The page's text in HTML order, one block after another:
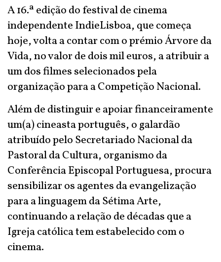
A 16.ª edição do festival de cinema
independente IndieLisboa, que começa
hoje, volta a contar com o prémio Árvore da
Vida, no valor de dois mil euros, a atribuir a
um dos filmes selecionados pela
organização para a Competição Nacional.
Além de distinguir e apoiar financeiramente
um(a) cineasta português, o galardão
atribuído pelo Secretariado Nacional da
Pastoral da Cultura, organismo da
Conferência Episcopal Portuguesa, procura
sensibilizar os agentes da evangelização
para a linguagem da Sétima Arte,
continuando a relação de décadas que a
Igreja católica tem estabelecido com o
cinema.